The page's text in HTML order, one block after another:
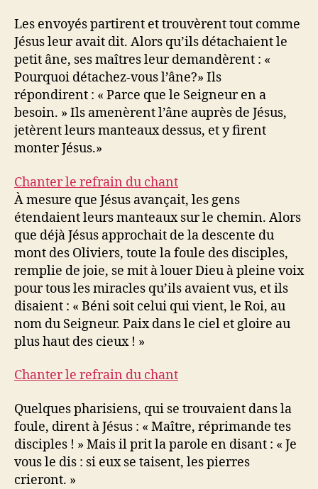
Les envoyés partirent et trouvèrent tout comme
Jésus leur avait dit. Alors qu’ils détachaient le
petit âne, ses maîtres leur demandèrent : «
Pourquoi détachez-vous l’âne?» Ils
répondirent : « Parce que le Seigneur en a
besoin. » Ils amenèrent l’âne auprès de Jésus,
jetèrent leurs manteaux dessus, et y firent
monter Jésus.»
Chanter le refrain du chant
À mesure que Jésus avançait, les gens
étendaient leurs manteaux sur le chemin. Alors
que déjà Jésus approchait de la descente du
mont des Oliviers, toute la foule des disciples,
remplie de joie, se mit à louer Dieu à pleine voix
pour tous les miracles qu’ils avaient vus, et ils
disaient : « Béni soit celui qui vient, le Roi, au
nom du Seigneur. Paix dans le ciel et gloire au
plus haut des cieux ! »
Chanter le refrain du chant
Quelques pharisiens, qui se trouvaient dans la
foule, dirent à Jésus : « Maître, réprimande tes
disciples ! » Mais il prit la parole en disant : « Je
vous le dis : si eux se taisent, les pierres
crieront. »